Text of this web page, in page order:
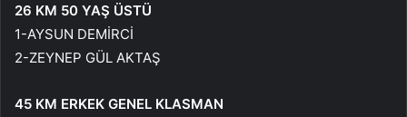
26 KM 50 YAŞ ÜSTÜ
1-AYSUN DEMİRCİ
2-ZEYNEP GÜL AKTAŞ
45 KM ERKEK GENEL KLASMAN